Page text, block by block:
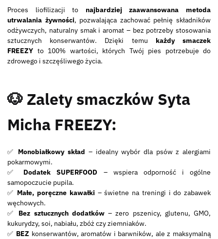
Proces liofilizacji to najbardziej zaawansowana metoda
utrwalania żywności, pozwalająca zachować pełnię składników
odżywczych, naturalny smak i aromat – bez potrzeby stosowania
sztucznych konserwantów. Dzięki temu każdy smaczek
FREEZY to 100% wartości, których Twój pies potrzebuje do
zdrowego i szczęśliwego życia.
🐶 Zalety smaczków Syta
Micha FREEZY:
✅ Monobiałkowy skład – idealny wybór dla psów z alergiami
pokarmowymi.
✅ Dodatek SUPERFOOD – wspiera odporność i ogólne
samopoczucie pupila.
✅ Małe, poręczne kawałki– świetne na treningi i do zabawek
węchowych.
✅ Bez sztucznych dodatków– zero pszenicy, glutenu, GMO,
kukurydzy, soi, nabiału, zbóż czy ziemniaków.
✅ BEZ konserwantów, aromatów i barwników, ale z maksymalną